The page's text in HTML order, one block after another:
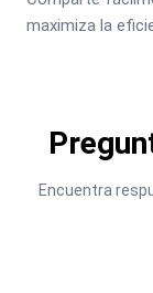
maximiza la
Encuentra